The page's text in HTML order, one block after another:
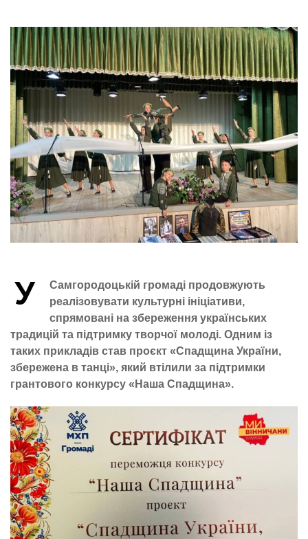
У
Самгородоцькій громаді продовжують
реалізовувати культурні ініціативи,
спрямовані на збереження українських
традицій та підтримку творчої молоді. Одним із
таких прикладів став проєкт «Спадщина України,
збережена в танці», який втілили за підтримки
грантового конкурсу «Наша Спадщина».